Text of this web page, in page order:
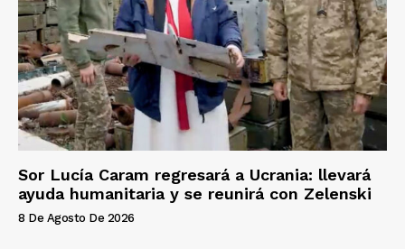
Sor Lucía Caram regresará a Ucrania: llevará
ayuda humanitaria y se reunirá con Zelenski
8 De Agosto De 2026